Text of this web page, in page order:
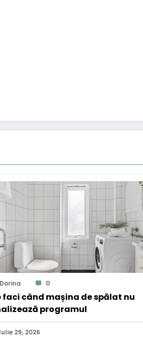
0
faci când mașina de spălat nu
programul
29, 2026